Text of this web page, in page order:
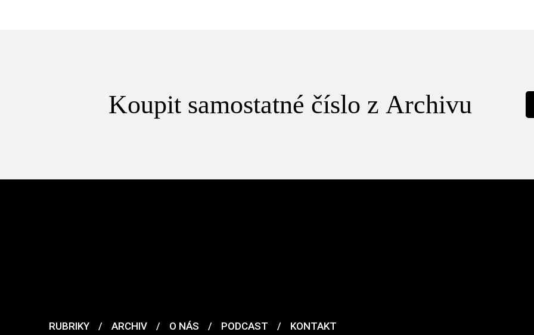
Koupit samostatné číslo z Archivu
RUBRIKY / ARCHIV / O NÁS / PODCAST / KONTAKT